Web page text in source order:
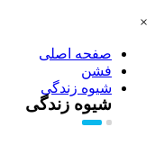
×
صفحه اصلی
فشن
شیوه زندگی
شیوه زندگی